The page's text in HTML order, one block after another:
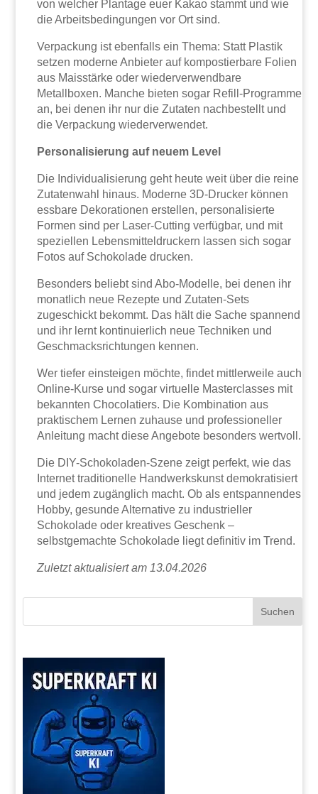
von welcher Plantage euer Kakao stammt und wie
die Arbeitsbedingungen vor Ort sind.
Verpackung ist ebenfalls ein Thema: Statt Plastik
setzen moderne Anbieter auf kompostierbare Folien
aus Maisstärke oder wiederverwendbare
Metallboxen. Manche bieten sogar Refill-Programme
an, bei denen ihr nur die Zutaten nachbestellt und
die Verpackung wiederverwendet.
Personalisierung auf neuem Level
Die Individualisierung geht heute weit über die reine
Zutatenwahl hinaus. Moderne 3D-Drucker können
essbare Dekorationen erstellen, personalisierte
Formen sind per Laser-Cutting verfügbar, und mit
speziellen Lebensmitteldruckern lassen sich sogar
Fotos auf Schokolade drucken.
Besonders beliebt sind Abo-Modelle, bei denen ihr
monatlich neue Rezepte und Zutaten-Sets
zugeschickt bekommt. Das hält die Sache spannend
und ihr lernt kontinuierlich neue Techniken und
Geschmacksrichtungen kennen.
Wer tiefer einsteigen möchte, findet mittlerweile auch
Online-Kurse und sogar virtuelle Masterclasses mit
bekannten Chocolatiers. Die Kombination aus
praktischem Lernen zuhause und professioneller
Anleitung macht diese Angebote besonders wertvoll.
Die DIY-Schokoladen-Szene zeigt perfekt, wie das
Internet traditionelle Handwerkskunst demokratisiert
und jedem zugänglich macht. Ob als entspannendes
Hobby, gesunde Alternative zu industrieller
Schokolade oder kreatives Geschenk –
selbstgemachte Schokolade liegt definitiv im Trend.
Zuletzt aktualisiert am 13.04.2026